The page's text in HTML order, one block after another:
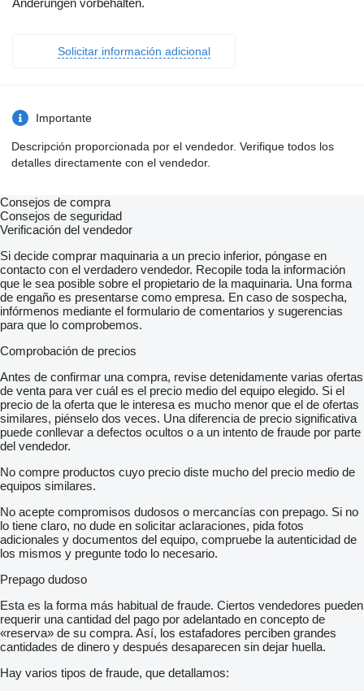
Änderungen vorbehalten.
Solicitar información adicional
Importante
Descripción proporcionada por el vendedor. Verifique todos los
detalles directamente con el vendedor.
Consejos de compra
Consejos de seguridad
Verificación del vendedor
Si decide comprar maquinaria a un precio inferior, póngase en
contacto con el verdadero vendedor. Recopile toda la información
que le sea posible sobre el propietario de la maquinaria. Una forma
de engaño es presentarse como empresa. En caso de sospecha,
infórmenos mediante el formulario de comentarios y sugerencias
para que lo comprobemos.
Comprobación de precios
Antes de confirmar una compra, revise detenidamente varias ofertas
de venta para ver cuál es el precio medio del equipo elegido. Si el
precio de la oferta que le interesa es mucho menor que el de ofertas
similares, piénselo dos veces. Una diferencia de precio significativa
puede conllevar a defectos ocultos o a un intento de fraude por parte
del vendedor.
No compre productos cuyo precio diste mucho del precio medio de
equipos similares.
No acepte compromisos dudosos o mercancías con prepago. Si no
lo tiene claro, no dude en solicitar aclaraciones, pida fotos
adicionales y documentos del equipo, compruebe la autenticidad de
los mismos y pregunte todo lo necesario.
Prepago dudoso
Esta es la forma más habitual de fraude. Ciertos vendedores pueden
requerir una cantidad del pago por adelantado en concepto de
«reserva» de su compra. Así, los estafadores perciben grandes
cantidades de dinero y después desaparecen sin dejar huella.
Hay varios tipos de fraude, que detallamos: